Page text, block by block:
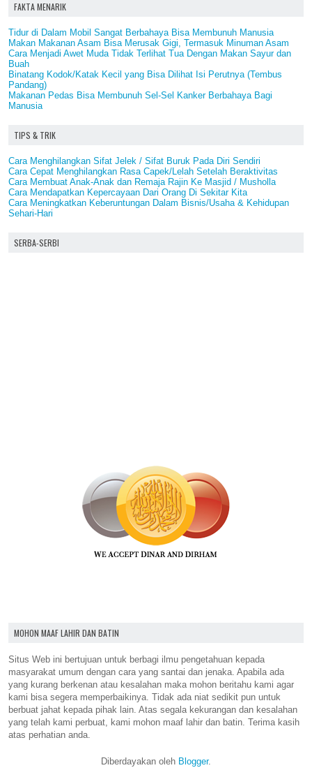
FAKTA MENARIK
Tidur di Dalam Mobil Sangat Berbahaya Bisa Membunuh Manusia
Makan Makanan Asam Bisa Merusak Gigi, Termasuk Minuman Asam
Cara Menjadi Awet Muda Tidak Terlihat Tua Dengan Makan Sayur dan
Buah
Binatang Kodok/Katak Kecil yang Bisa Dilihat Isi Perutnya (Tembus
Pandang)
Makanan Pedas Bisa Membunuh Sel-Sel Kanker Berbahaya Bagi
Manusia
TIPS & TRIK
Cara Menghilangkan Sifat Jelek / Sifat Buruk Pada Diri Sendiri
Cara Cepat Menghilangkan Rasa Capek/Lelah Setelah Beraktivitas
Cara Membuat Anak-Anak dan Remaja Rajin Ke Masjid / Musholla
Cara Mendapatkan Kepercayaan Dari Orang Di Sekitar Kita
Cara Meningkatkan Keberuntungan Dalam Bisnis/Usaha & Kehidupan
Sehari-Hari
SERBA-SERBI
MOHON MAAF LAHIR DAN BATIN
Situs Web ini bertujuan untuk berbagi ilmu pengetahuan kepada
masyarakat umum dengan cara yang santai dan jenaka. Apabila ada
yang kurang berkenan atau kesalahan maka mohon beritahu kami agar
kami bisa segera memperbaikinya. Tidak ada niat sedikit pun untuk
berbuat jahat kepada pihak lain. Atas segala kekurangan dan kesalahan
yang telah kami perbuat, kami mohon maaf lahir dan batin. Terima kasih
atas perhatian anda.
Diberdayakan oleh Blogger.